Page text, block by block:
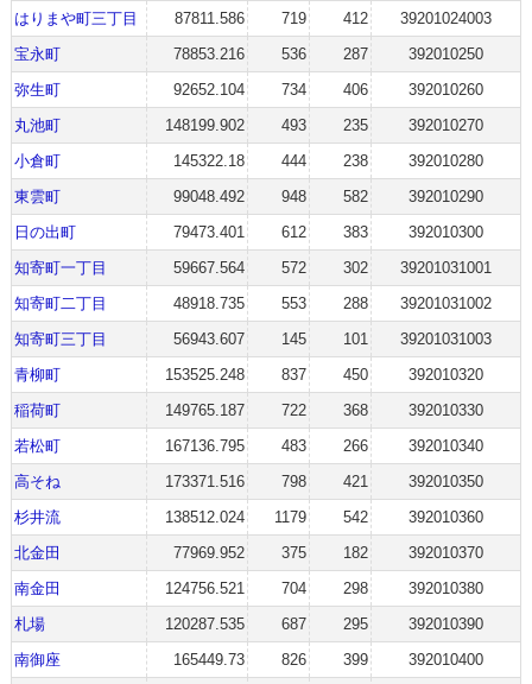
はりまや町三丁目
87811.586 719 412
39201024003
宝永町
78853.216 536 287
392010250
弥生町
92652.104 734 406
392010260
丸池町
148199.902 493 235
392010270
小倉町
145322.18 444 238
392010280
東雲町
99048.492 948 582
392010290
日の出町
79473.401 612 383
392010300
知寄町一丁目
59667.564 572 302
39201031001
知寄町二丁目
48918.735 553 288
39201031002
知寄町三丁目
56943.607 145 101
39201031003
青柳町
153525.248 837 450
392010320
稲荷町
149765.187 722 368
392010330
若松町
167136.795 483 266
392010340
高そね
173371.516 798 421
392010350
杉井流
138512.024 1179 542
392010360
北金田
77969.952 375 182
392010370
南金田
124756.521 704 298
392010380
札場
120287.535 687 295
392010390
南御座
165449.73 826 399
392010400